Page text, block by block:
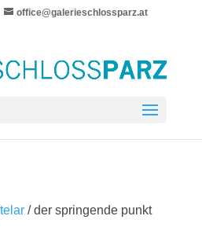
office@galerieschlossparz.at
/ der springende punkt